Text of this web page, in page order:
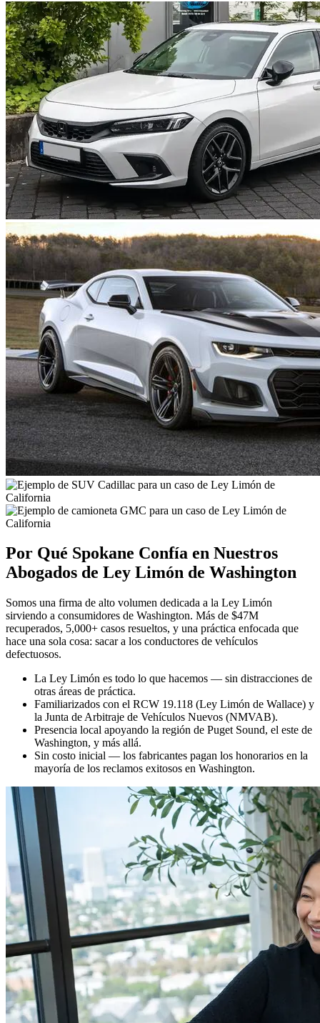
Por Qué Spokane Confía en Nuestros
Abogados de Ley Limón de Washington
Somos una firma de alto volumen dedicada a la Ley Limón
sirviendo a consumidores de Washington. Más de $47M
recuperados, 5,000+ casos resueltos, y una práctica enfocada que
hace una sola cosa: sacar a los conductores de vehículos
defectuosos.
La Ley Limón es todo lo que hacemos — sin distracciones de
otras áreas de práctica.
Familiarizados con el RCW 19.118 (Ley Limón de Wallace) y
la Junta de Arbitraje de Vehículos Nuevos (NMVAB).
Presencia local apoyando la región de Puget Sound, el este de
Washington, y más allá.
Sin costo inicial — los fabricantes pagan los honorarios en la
mayoría de los reclamos exitosos en Washington.